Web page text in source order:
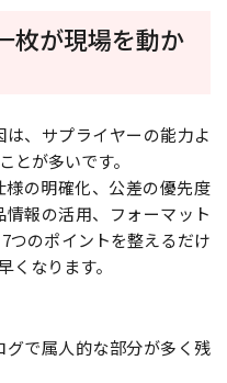
枚が現場を動か
、サプライヤーの能力よ
とが多いです。
の明確化、公差の優先度
報の活用、フォーマット
つのポイントを整えるだけ
くなります。
で属人的な部分が多く残